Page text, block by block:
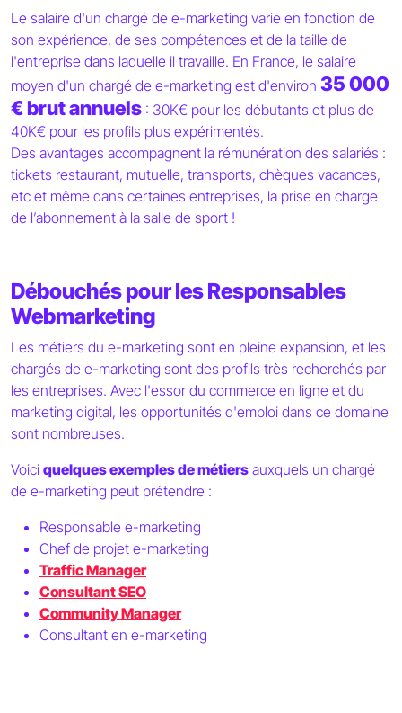
Le salaire d'un chargé de e-marketing varie en fonction de
son expérience, de ses compétences et de la taille de
l'entreprise dans laquelle il travaille. En France, le salaire
moyen d'un chargé de e-marketing est d'environ 35 000
€ brut annuels : 30K€ pour les débutants et plus de
40K€ pour les profils plus expérimentés.
Des avantages accompagnent la rémunération des salariés :
tickets restaurant, mutuelle, transports, chèques vacances,
etc et même dans certaines entreprises, la prise en charge
de l’abonnement à la salle de sport !
Débouchés pour les Responsables
Webmarketing
Les métiers du e-marketing sont en pleine expansion, et les
chargés de e-marketing sont des profils très recherchés par
les entreprises. Avec l'essor du commerce en ligne et du
marketing digital, les opportunités d'emploi dans ce domaine
sont nombreuses.
Voici quelques exemples de métiers auxquels un chargé
de e-marketing peut prétendre :
Responsable e-marketing
Chef de projet e-marketing
Traffic Manager
Consultant SEO
Community Manager
Consultant en e-marketing